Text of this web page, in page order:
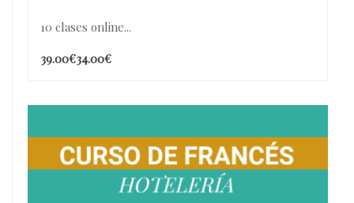
10 clases online...
39.00€34.00€